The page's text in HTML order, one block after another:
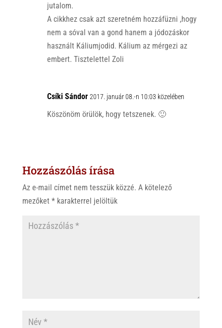
jutalom.
A cikkhez csak azt szeretném hozzáfüzni ,hogy
nem a sóval van a gond hanem a jódozáskor
használt Káliumjodid. Kálium az mérgezi az
embert. Tisztelettel Zoli
Csíki Sándor 2017. január 08.-n 10:03 közelében
Köszönöm örülök, hogy tetszenek. 🙂
Hozzászólás írása
Az e-mail címet nem tesszük közzé. A kötelező
mezőket *karakterrel jelöltük